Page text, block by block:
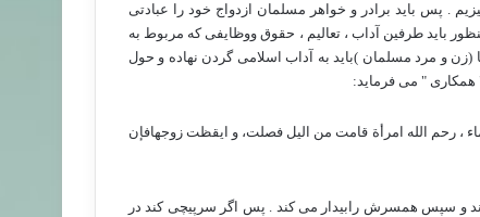
پس باید برادر و خواهر مسلمان ازدواج خود را عبادتی
باید طرفین آداب ، تعالیم ، حقوق ووظایفی که مربوط به
(زن و مرد مسلمان )باید به آداب اسلامی گردن نهاده و حول
همکاری " می فرماید:
، رحم الله امرأة قامت من الیل فصلت، و ایقظت زوجهافإن
و سپس همسرش رابیدار می کند . پس اگر سرپیچی کند در